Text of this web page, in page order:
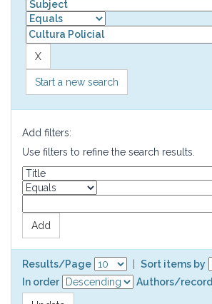
Start a new search
Add filters:
Use filters to refine the search results.
Results/Page
Sort items by
In order
Authors/record